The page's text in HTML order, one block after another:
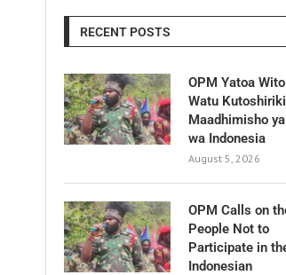
RECENT POSTS
OPM Yatoa
Watu
Maadhimisho
wa Indonesia
August 5, 2026
OPM Calls on
People Not to
Participate in
Indonesian